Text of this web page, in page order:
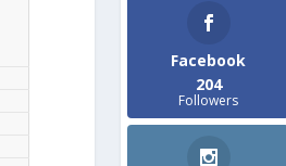
Facebook
204
Followers